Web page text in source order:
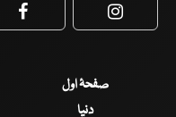
Facebook
صفحۂ اول
دنیا